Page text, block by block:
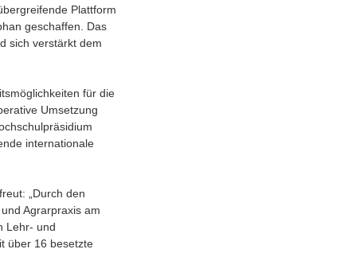
Plattform
geschaffen. Das
sich verstärkt dem
für die
Umsetzung
internationale
„Durch den
Agrarpraxis am
Lehr- und
über 16 besetzte